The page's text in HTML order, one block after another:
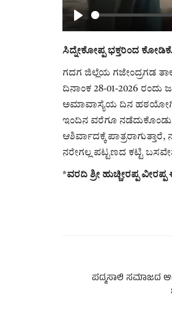
ಸಿದ್ನೇಕೋಪ್ಪ ಭಕ್ತರಿಂದ
ಗದಗ ಜಿಲ್ಲೆಯ ಗಜೇಂದ್ರಗಡ
ದಿನಾಂಕ 28-01-2026 ರಂದು
ಅಮಾವಾಸ್ಯೆಯ ದಿನ ಹಠಯೋಗಿ
ಇಂದಿನ ವರೆಗೂ ನಡೆದುಕೊಂಡು
ಆಶಿರ್ವಾದಕ್ಕೆ
ನರೇಗಲ್ಲ ಪಟ್ಟಣದ ಕಟ್ಟಿ
*ವರದಿ ಶ್ರೀ ಹುಚ್ಚೀರಪ್ಪ
ಪದ್ಮಸಾಲಿ ಸಮಾಜದ